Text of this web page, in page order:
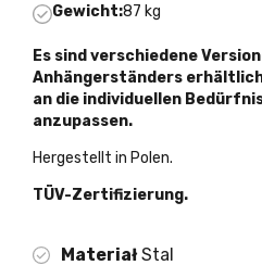
Gewicht:87 kg
Es sind verschiedene
Anhängerständers
an die individuellen
anzupassen.
Hergestellt in Polen.
TÜV-Zertifizierung.
Materiał Stal